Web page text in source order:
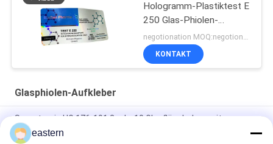
Hologramm-Plastiktest E
250 Glas-Phiolen-
Aufkleber
KONTAKT
Glasphiolen-Aufkleber
Somatropin HG 176-191 2 ml x 10 Glasfläschchen mit
Etiketten
eastern